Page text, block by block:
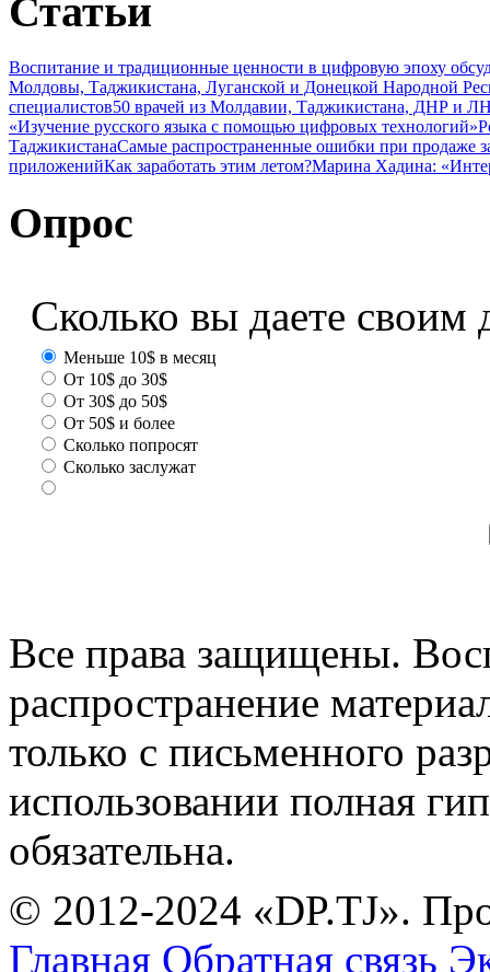
Статьи
Воспитание и традиционные ценности в цифровую эпоху
Молдовы, Таджикистана, Луганской и Донецкой Народной
специалистов50 врачей из Молдавии, Таджикистана, ДНР и
«Изучение русского языка с помощью цифровых технологий»
ТаджикистанаСамые распространенные ошибки при продаже
приложенийКак заработать этим летом?Марина Хадина:
Опрос
Сколько вы даете своим
Меньше 10$ в месяц
От 10$ до 30$
От 30$ до 50$
От 50$ и более
Сколько попросят
Сколько заслужат
Все права защищены.
распространение
только с письменного
использовании полная
обязательна.
© 2012-2024 «DP.TJ».
Главная Обратная связь